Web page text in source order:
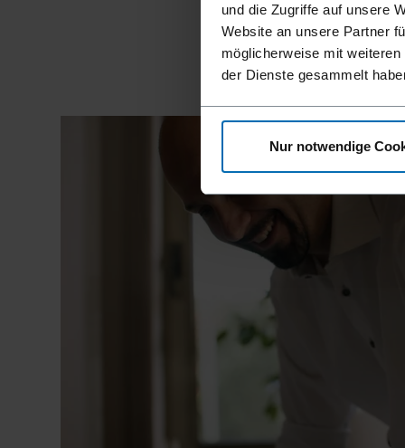
und die Zugriffe auf unsere
Website an unsere Partner
möglicherweise mit
der Dienste gesammelt
Nur notwendige
für